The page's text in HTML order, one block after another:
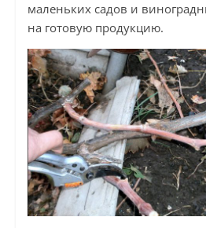
маленьких садов и
на готовую продукцию.